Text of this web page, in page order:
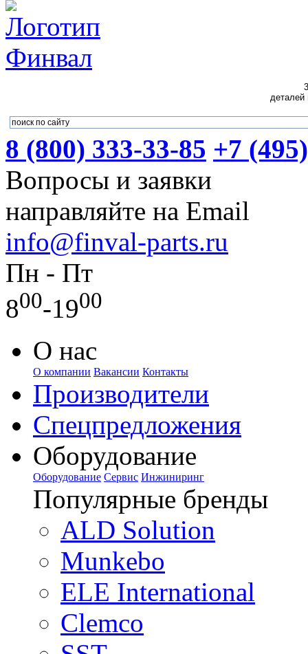
деталей
8 (800) 333-33-85 +7
Вопросы и заявки
направляйте на Email
info@finval-parts.ru
Пн - Пт
800-1900
О нас
О компании Вакансии Контакты
Производители
Спецпредложения
Оборудование
Оборудование Сервис Инжиниринг
Популярные бренды
ALD Solution
Munkebo
ELE International
Clemco